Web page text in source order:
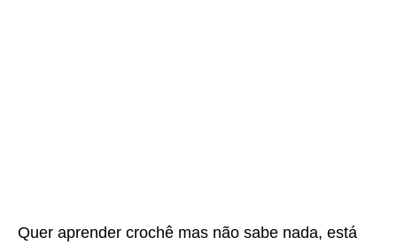
Quer aprender crochê mas não sabe nada, está